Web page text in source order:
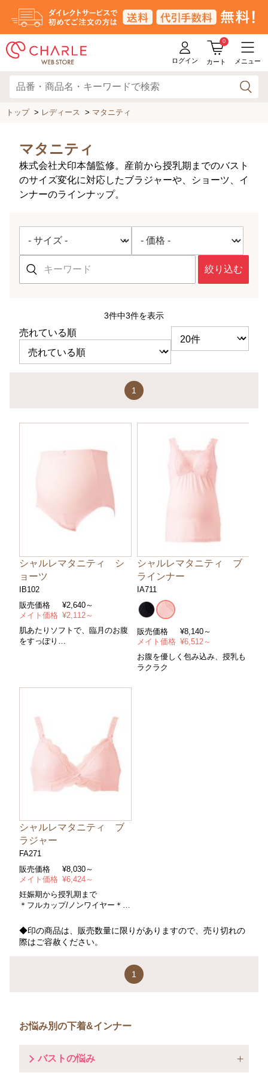
ログイン
0
カート メニュー
トップ> レディース > マタニティ
マタニティ
株式会社犬印本舗監修。産前から授乳期までのバスト
のサイズ変化に対応したブラジャーや、ショーツ、イ
ンナーのラインナップ。
絞り込む
3件中3件を表示
売れている順
1
シャルレマタニティ シ
ョーツ
IB102
販売価格
¥2,640～
メイト価格 ¥2,112～
肌あたりソフトで、臨月のお腹
をすっぽり
シャルレマタニティ ブ
ラインナー
IA711
販売価格 ¥8,140～
メイト価格 ¥6,512～
お腹を優しく包み込み、授乳も
ラクラク
シャルレマタニティ ブ
ラジャー
FA271
販売価格
¥8,030～
メイト価格 ¥6,424～
妊娠期から授乳期まで
＊フルカップ/ノンワイヤー＊コ
ズ/ＡＣ～ＨＩカップ・アンダー
Ｍ（６５～７５）～Ｌ（７５～
８５）＊カラー/ピンク
◆印の商品は、販売数量に限りがありますので、売り切れの
際はご容赦ください。
1
お悩み別の下着&インナー
バストの悩み